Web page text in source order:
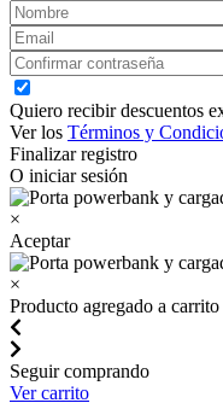
Quiero recibir descuentos
Ver los Términos y
Finalizar registro
O iniciar sesión
×
Aceptar
×
Producto agregado a carrito
Seguir comprando
Ver carrito